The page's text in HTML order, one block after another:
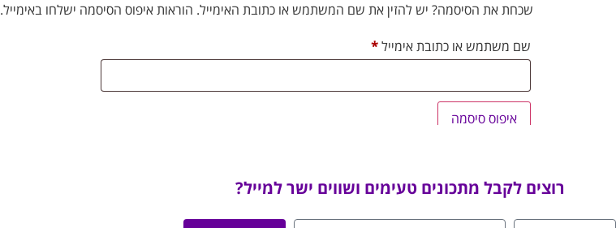
שכחת את הסיסמה? יש להזין את שם המשתמש או כתובת האימייל. הוראות איפוס הסיסמה ישלחו באימייל.
שם משתמש או כתובת אימייל*
איפוס סיסמה
רוצים לקבל מתכונים טעימים ושווים ישר למייל?